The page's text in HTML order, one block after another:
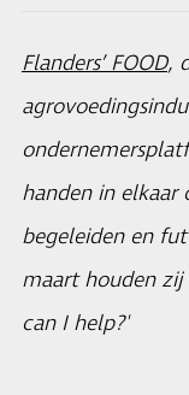
Flanders’ FOOD,
handen in elkaar
begeleiden en
maart houden
can I help?'